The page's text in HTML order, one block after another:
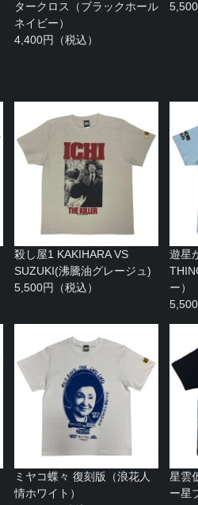
タークロス（ブラックホール
ネイビー）
4,400円（税込）
5,500
殺し屋1 KAKIHARA VS
SUZUKI(沸騰油グレージュ)
5,500円（税込）
遊星
ー）
5,500
ミヤコ蝶々 復刻版（浪花人
情ホワイト）
星雲
ー星